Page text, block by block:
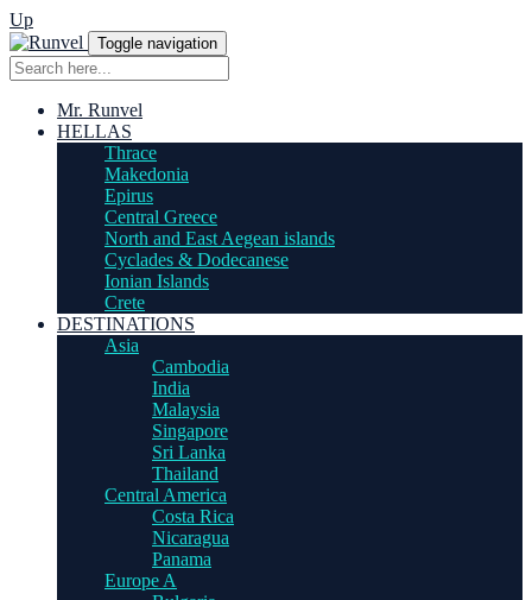
Up
Toggle navigation
Mr. Runvel
HELLAS
Thrace
Makedonia
Epirus
Central Greece
North and East Aegean islands
Cyclades & Dodecanese
Ionian Islands
Crete
DESTINATIONS
Asia
Cambodia
India
Malaysia
Singapore
Sri Lanka
Thailand
Central America
Costa Rica
Nicaragua
Panama
Europe A